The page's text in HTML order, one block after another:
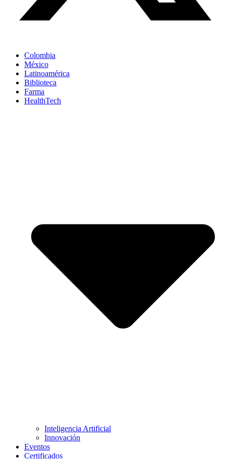
Colombia
México
Latinoamérica
Biblioteca
Farma
HealthTech
Inteligencia Artificial
Innovación
Eventos
Certificados